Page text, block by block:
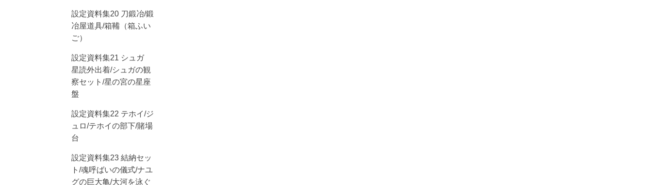
設定資料集20 刀鍛冶/鍛
冶屋道具/箱鞴（箱ふい
ご）
設定資料集21 シュガ
星読外出着/シュガの観
察セット/星の宮の星座
盤
設定資料集22 テホイ/ジ
ュロ/テホイの部下/賭場
台
設定資料集23 結納セッ
ト/魂呼ばいの儀式/ナユ
グの巨大亀/大河を泳ぐ